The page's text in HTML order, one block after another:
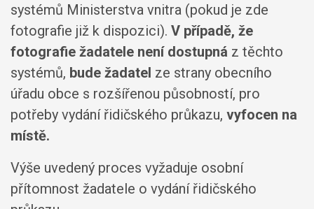
systémů Ministerstva vnitra (pokud je zde
fotografie již k dispozici). V případě, že
fotografie žadatele není dostupná z těchto
systémů, bude žadatel ze strany obecního
úřadu obce s rozšířenou působností, pro
potřeby vydání řidičského průkazu, vyfocen na
místě.
Výše uvedený proces vyžaduje osobní
přítomnost žadatele o vydání řidičského